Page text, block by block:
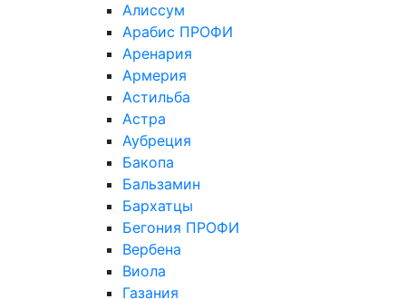
Алиссум
Арабис ПРОФИ
Аренария
Армерия
Астильба
Астра
Аубреция
Бакопа
Бальзамин
Бархатцы
Бегония ПРОФИ
Вербена
Виола
Газания